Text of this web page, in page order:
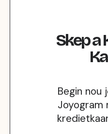
Skepa
Begin nou
Joyogram